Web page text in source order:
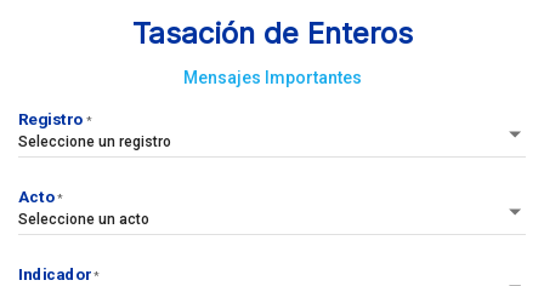
Tasación de Enteros
Mensajes Importantes
Seleccione un registro
Registro *
Seleccione un acto
Acto*
Indicador*